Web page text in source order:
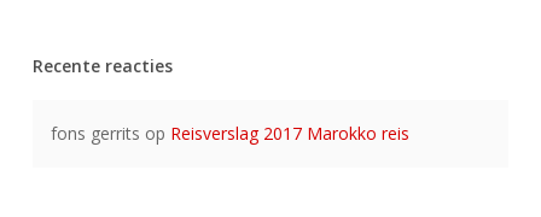
Recente reacties
fons gerrits op Reisverslag 2017 Marokko reis